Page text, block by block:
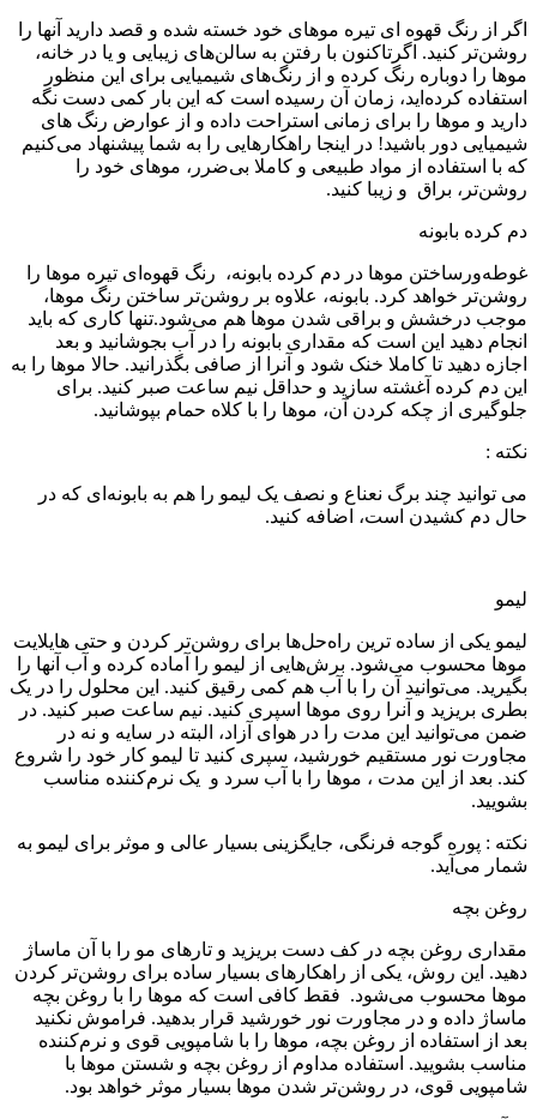
اگر از رنگ قهوه ای تیره موهای خود خسته شده و قصد دارید آنها را
روشن‌تر کنید. اگرتاکنون با رفتن به سالن‌های زیبایی و یا در خانه،
موها را دوباره رنگ کرده و از رنگ‌های شیمیایی برای این منظور
استفاده کرده‌اید، زمان آن رسیده است که این بار کمی دست نگه
دارید و موها را برای زمانی استراحت داده و از عوارض رنگ های
شیمیایی دور باشید! در اینجا راهکارهایی را به شما پیشنهاد می‌کنیم
که با استفاده از مواد طبیعی و کاملا بی‌ضرر، موهای خود را
روشن‌تر، براق و زیبا کنید.
دم کرده بابونه
غوطه‌ورساختن موها در دم کرده بابونه، رنگ قهوه‌ای تیره موها را
روشن‌تر خواهد کرد. بابونه، علاوه بر روشن‌تر ساختن رنگ موها،
موجب درخشش و براقی شدن موها هم می‌شود.تنها کاری که باید
انجام دهید این است که مقداری بابونه را در آب بجوشانید و بعد
اجازه دهید تا کاملا خنک شود و آنرا از صافی بگذرانید. حالا موها را به
این دم کرده آغشته سازید و حداقل نیم ساعت صبر کنید. برای
جلوگیری از چکه کردن آن، موها را با کلاه حمام بپوشانید.
نکته :
می توانید چند برگ نعناع و نصف یک لیمو را هم به بابونه‌ای که در
حال دم کشیدن است، اضافه کنید.
لیمو
لیمو یکی از ساده ترین راه‌حل‌ها برای روشن‌تر کردن و حتی هایلایت
موها محسوب می‌شود. برش‌هایی از لیمو را آماده کرده و آب آنها را
بگیرید. می‌توانید آن را با آب هم کمی رقیق کنید. این محلول را در یک
بطری بریزید و آنرا روی موها اسپری کنید. نیم ساعت صبر کنید. در
ضمن می‌توانید این مدت را در هوای آزاد، البته در سایه و نه در
مجاورت نور مستقیم خورشید، سپری کنید تا لیمو کار خود را شروع
کند. بعد از این مدت ، موها را با آب سرد و یک نرم‌کننده مناسب
بشویید.
نکته : پوره گوجه فرنگی، جایگزینی بسیار عالی و موثر برای لیمو به
شمار می‌آید.
روغن بچه
مقداری روغن بچه در کف دست بریزید و تارهای مو را با آن ماساژ
دهید. این روش، یکی از راهکارهای بسیار ساده برای روشن‌تر کردن
موها محسوب می‌شود. فقط کافی است که موها را با روغن بچه
ماساژ داده و در مجاورت نور خورشید قرار بدهید. فراموش نکنید
بعد از استفاده از روغن بچه، موها را با شامپویی قوی و نرم‌کننده
مناسب بشویید. استفاده مداوم از روغن بچه و شستن موها با
شامپویی قوی، در روشن‌تر شدن موها بسیار موثر خواهد بود.